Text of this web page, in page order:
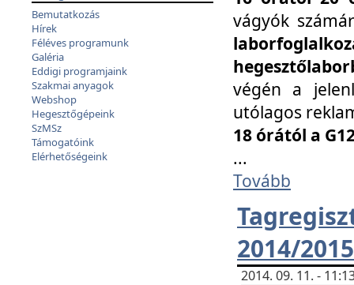
Bemutatkozás
Hírek
Féléves programunk
Galéria
Eddigi programjaink
Szakmai anyagok
Webshop
Hegesztőgépeink
SzMSz
Támogatóink
Elérhetőségeink
vágyók
végén a
utólagos
18 órától a
...
Tovább
2014/
2014. 09. 11. -